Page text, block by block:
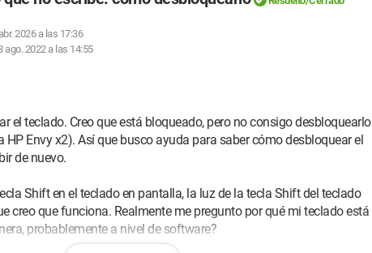
2026 a las 17:36
ago. 2022 a las 14:55
el teclado. Creo que está bloqueado, pero no consigo desbloquearlo
Envy x2). Así que busco ayuda para saber cómo desbloquear el
de nuevo.
Shift en el teclado en pantalla, la luz de la tecla Shift del teclado
creo que funciona. Realmente me pregunto por qué mi teclado está
probablemente a nivel de software?